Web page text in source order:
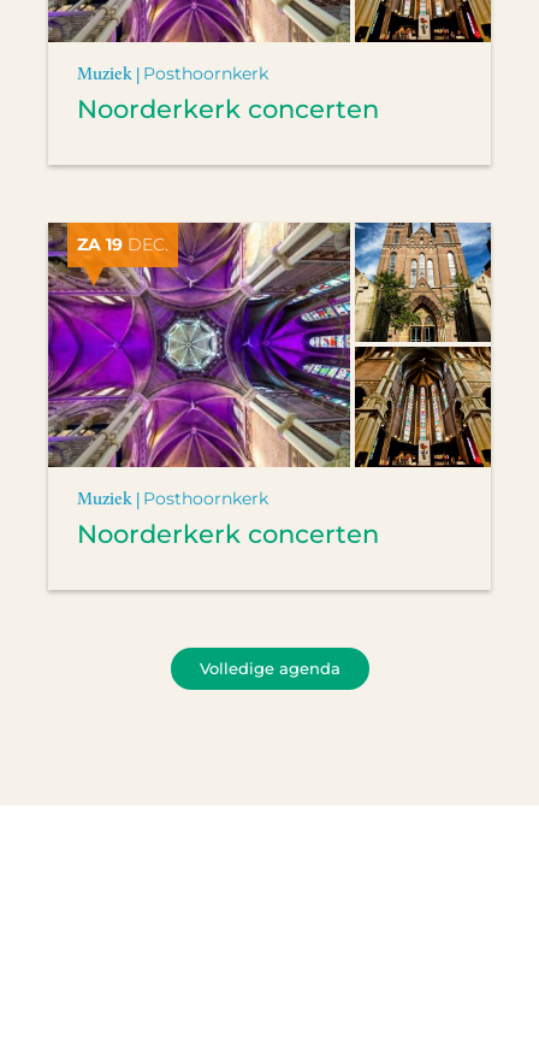
Muziek | Posthoornkerk
Noorderkerk concerten
ZA 19 DEC.
Muziek | Posthoornkerk
Noorderkerk concerten
Volledige agenda